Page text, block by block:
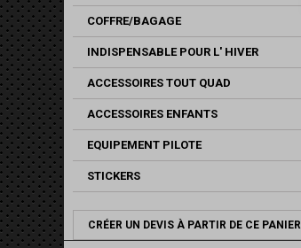
COFFRE/BAGAGE
INDISPENSABLE POUR L' HIVER
ACCESSOIRES TOUT QUAD
ACCESSOIRES ENFANTS
EQUIPEMENT PILOTE
STICKERS
CRÉER UN DEVIS À PARTIR DE CE PANIER